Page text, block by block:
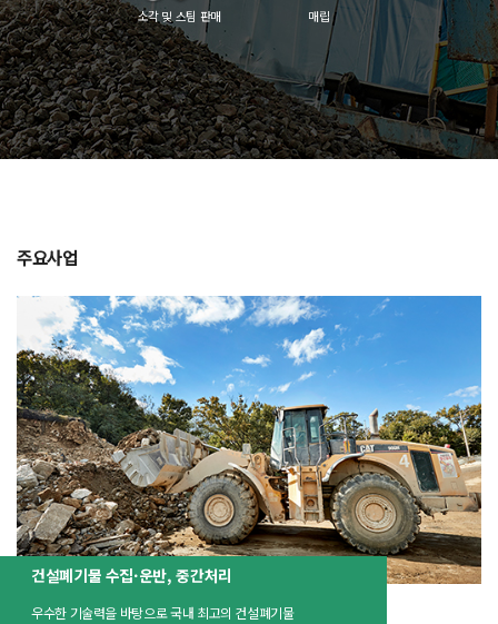
소각 및 스팀 판매 매립
주요사업
건설폐기물 수집·운반, 중간처리
우수한 기술력을 바탕으로 국내 최고의 건설폐기물